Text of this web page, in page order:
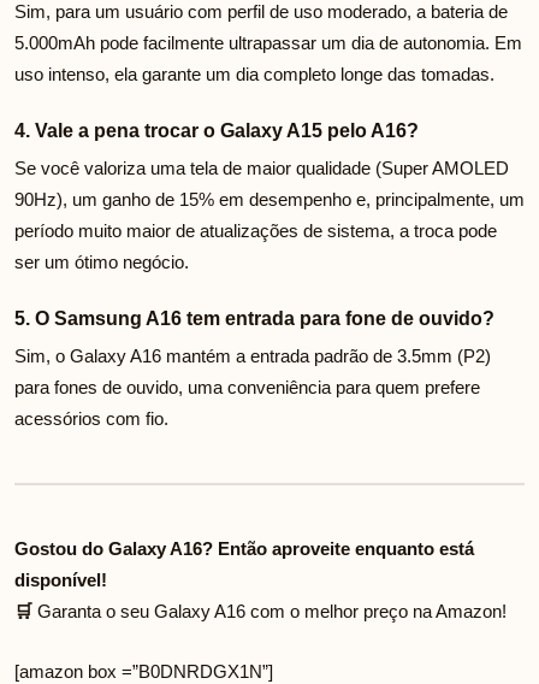
Sim, para um usuário com perfil de uso moderado, a bateria de
5.000mAh pode facilmente ultrapassar um dia de autonomia. Em
uso intenso, ela garante um dia completo longe das tomadas.
4. Vale a pena trocar o Galaxy A15 pelo A16?
Se você valoriza uma tela de maior qualidade (Super AMOLED
90Hz), um ganho de 15% em desempenho e, principalmente, um
período muito maior de atualizações de sistema, a troca pode
ser um ótimo negócio.
5. O Samsung A16 tem entrada para fone de ouvido?
Sim, o Galaxy A16 mantém a entrada padrão de 3.5mm (P2)
para fones de ouvido, uma conveniência para quem prefere
acessórios com fio.
Gostou do Galaxy A16? Então aproveite enquanto está
disponível!
🛒 Garanta o seu Galaxy A16 com o melhor preço na Amazon!
[amazon box =”B0DNRDGX1N”]